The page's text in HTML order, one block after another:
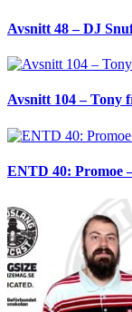
Avsnitt 48 – DJ
Avsnitt 104 – Tony
ENTD 40: Promoe